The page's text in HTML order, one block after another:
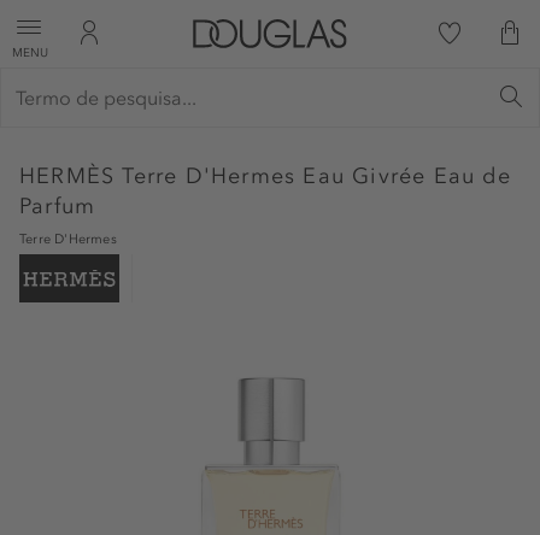
MENU
HERMÈSTerre D'Hermes Eau Givrée Eau de
Parfum
Terre D'Hermes